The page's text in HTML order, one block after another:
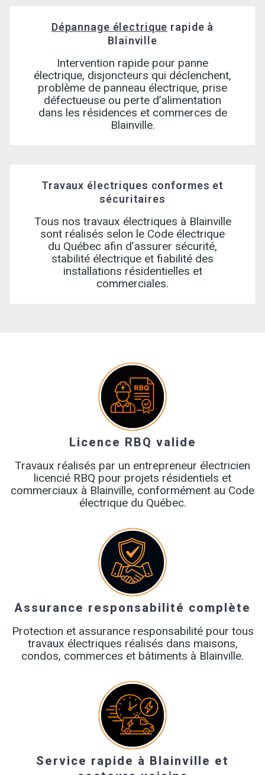
Dépannage électrique rapide à
Blainville
Intervention rapide pour panne
électrique, disjoncteurs qui déclenchent,
problème de panneau électrique, prise
défectueuse ou perte d’alimentation
dans les résidences et commerces de
Blainville.
Travaux électriques conformes et
sécuritaires
Tous nos travaux électriques à Blainville
sont réalisés selon le Code électrique
du Québec afin d’assurer sécurité,
stabilité électrique et fiabilité des
installations résidentielles et
commerciales.
Licence RBQ valide
Travaux réalisés par un entrepreneur électricien
licencié RBQ pour projets résidentiels et
commerciaux à Blainville, conformément au Code
électrique du Québec.
Assurance responsabilité complète
Protection et assurance responsabilité pour tous
travaux électriques réalisés dans maisons,
condos, commerces et bâtiments à Blainville.
Service rapide à Blainville et